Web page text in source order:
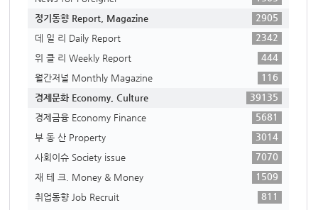
정기동향 Report, Magazine
2905
데 일 리 Daily Report
2342
위 클 리 Weekly Report
444
월간저널 Monthly Magazine
116
경제문화 Economy, Culture
39135
경제금융 Economy Finance
5681
부 동 산 Property
3014
사회이슈 Society issue
7070
재 테 크. Money & Money
1509
취업동향 Job Recruit
811